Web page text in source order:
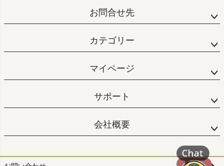
お問合せ先
カテゴリー
マイページ
サポート
会社概要